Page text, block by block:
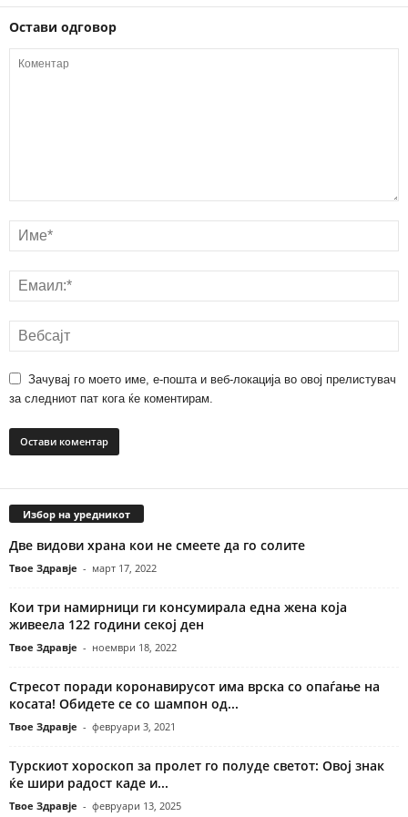
Остави одговор
Зачувај го моето име, е-пошта и веб-локација во овој прелистувач
за следниот пат кога ќе коментирам.
Избор на уредникот
Две видови храна кои не смеете да го солите
Твое Здравје - март 17, 2022
Кои три намирници ги консумирала една жена која
живеела 122 години секој ден
Твое Здравје - ноември 18, 2022
Стресот поради коронавирусот има врска со опаѓање на
косата! Обидете се со шампон од...
Твое Здравје - февруари 3, 2021
Турскиот хороскоп за пролет го полуде светот: Овој знак
ќе шири радост каде и...
Твое Здравје - февруари 13, 2025